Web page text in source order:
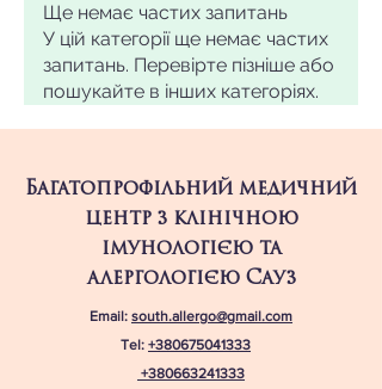
Ще немає частих запитань
У цій категорії ще немає частих
запитань. Перевірте пізніше або
пошукайте в інших категоріях.
Багатопрофільний медичний
центр з клінічною
імунологією та
алергологією Сауз
Email: south.allergo@gmail.com
Tel: +380675041333
+380663241333